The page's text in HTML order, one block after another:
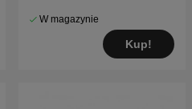
W magazynie
Kup!